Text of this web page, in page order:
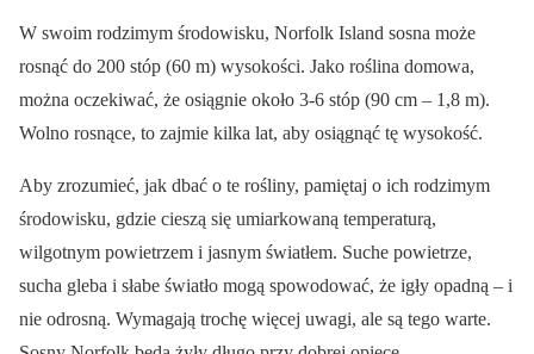
W swoim rodzimym środowisku, Norfolk Island sosna może
rosnąć do 200 stóp (60 m) wysokości. Jako roślina domowa,
można oczekiwać, że osiągnie około 3-6 stóp (90 cm – 1,8 m).
Wolno rosnące, to zajmie kilka lat, aby osiągnąć tę wysokość.
Aby zrozumieć, jak dbać o te rośliny, pamiętaj o ich rodzimym
środowisku, gdzie cieszą się umiarkowaną temperaturą,
wilgotnym powietrzem i jasnym światłem. Suche powietrze,
sucha gleba i słabe światło mogą spowodować, że igły opadną – i
nie odrosną. Wymagają trochę więcej uwagi, ale są tego warte.